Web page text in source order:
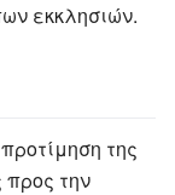
εκκλησιών.
της
την